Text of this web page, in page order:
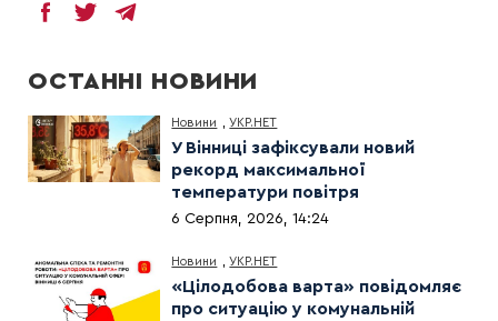
ОСТАННІ НОВИНИ
Новини ,УКР.НЕТ
У Вінниці зафіксували новий
рекорд максимальної
температури повітря
6 Серпня, 2026, 14:24
Новини ,УКР.НЕТ
«Цілодобова варта» повідомляє
про ситуацію у комунальній